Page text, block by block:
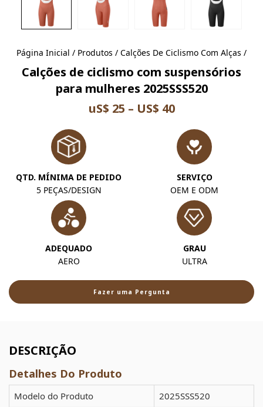
Página Inicial / Produtos / Calções De Ciclismo Com Alças /
Calções de ciclismo com suspensórios
para mulheres 2025SSS520
uS$ 25 – US$ 40
QTD. MÍNIMA DE PEDIDO
5 PEÇAS/DESIGN
SERVIÇO
OEM E ODM
ADEQUADO
AERO
GRAU
ULTRA
Fazer uma Pergunta
DESCRIÇÃO
Detalhes Do Produto
Modelo do Produto
2025SSS520